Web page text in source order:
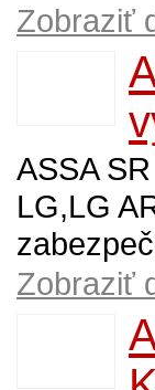
Zobraziť
ASSA
LG,LG
Zobraziť